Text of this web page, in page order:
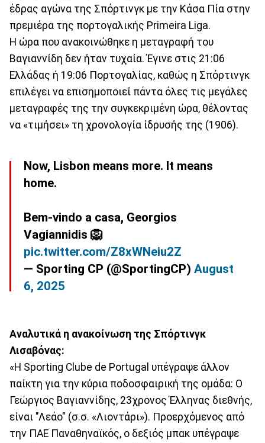
έδρας αγώνα της Σπόρτινγκ με την Κάσα Πία στην
πρεμιέρα της πορτογαλικής Primeira Liga.
Η ώρα που ανακοινώθηκε η μεταγραφή του
Βαγιαννίδη δεν ήταν τυχαία. Έγινε στις 21:06
Ελλάδας ή 19:06 Πορτογαλίας, καθώς η Σπόρτινγκ
επιλέγει να επισημοποιεί πάντα όλες τις μεγάλες
μεταγραφές της την συγκεκριμένη ώρα, θέλοντας
να «τιμήσει» τη χρονολογία ίδρυσής της (1906).
Now, Lisbon means more. It means
home.
Bem-vindo a casa, Georgios
Vagiannidis 🦁
pic.twitter.com/Z8xWNeiu2Z
— Sporting CP (@SportingCP) August
6, 2025
Αναλυτικά η ανακοίνωση της Σπόρτινγκ
Λισαβόνας:
«Η Sporting Clube de Portugal υπέγραψε άλλον
παίκτη για την κύρια ποδοσφαιρική της ομάδα: Ο
Γεώργιος Βαγιαννίδης, 23χρονος Έλληνας διεθνής,
είναι "Λεάο" (σ.σ. «Λιοντάρι»). Προερχόμενος από
την ΠΑΕ Παναθηναϊκός, ο δεξιός μπακ υπέγραψε